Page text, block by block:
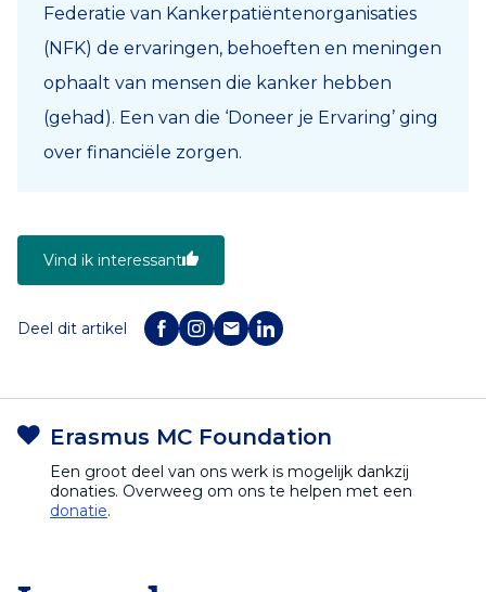
Federatie van Kankerpatiëntenorganisaties
(NFK) de ervaringen, behoeften en meningen
ophaalt van mensen die kanker hebben
(gehad). Een van die ‘Doneer je Ervaring’ ging
over financiële zorgen.
Vind ik interessant
Deel dit artikel
Erasmus MC Foundation
Een groot deel van ons werk is mogelijk dankzij
donaties. Overweeg om ons te helpen met een
donatie.